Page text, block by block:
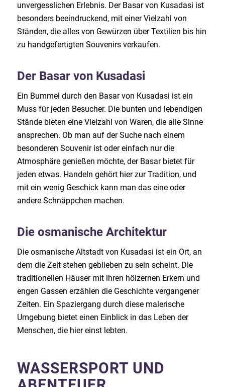
unvergesslichen Erlebnis. Der Basar von Kusadasi ist
besonders beeindruckend, mit einer Vielzahl von
Ständen, die alles von Gewürzen über Textilien bis hin
zu handgefertigten Souvenirs verkaufen.
Der Basar von Kusadasi
Ein Bummel durch den Basar von Kusadasi ist ein
Muss für jeden Besucher. Die bunten und lebendigen
Stände bieten eine Vielzahl von Waren, die alle Sinne
ansprechen. Ob man auf der Suche nach einem
besonderen Souvenir ist oder einfach nur die
Atmosphäre genießen möchte, der Basar bietet für
jeden etwas. Handeln gehört hier zur Tradition, und
mit ein wenig Geschick kann man das eine oder
andere Schnäppchen machen.
Die osmanische Architektur
Die osmanische Altstadt von Kusadasi ist ein Ort, an
dem die Zeit stehen geblieben zu sein scheint. Die
traditionellen Häuser mit ihren hölzernen Erkern und
engen Gassen erzählen die Geschichte vergangener
Zeiten. Ein Spaziergang durch diese malerische
Umgebung bietet einen Einblick in das Leben der
Menschen, die hier einst lebten.
WASSERSPORT UND